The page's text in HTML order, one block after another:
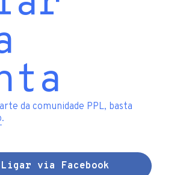
da comunidade PPL, basta
.
via Facebook